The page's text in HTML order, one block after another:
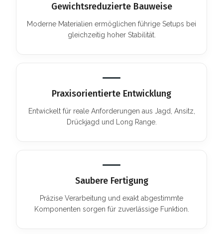
Gewichtsreduzierte Bauweise
Moderne Materialien ermöglichen führige Setups bei
gleichzeitig hoher Stabilität.
Praxisorientierte Entwicklung
Entwickelt für reale Anforderungen aus Jagd, Ansitz,
Drückjagd und Long Range.
Saubere Fertigung
Präzise Verarbeitung und exakt abgestimmte
Komponenten sorgen für zuverlässige Funktion.